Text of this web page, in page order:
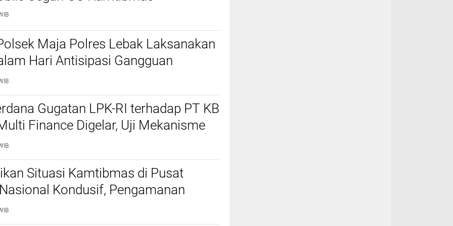
Maja Polres Lebak Laksanakan
Hari Antisipasi Gangguan
Gugatan LPK-RI terhadap PT KB
Finance Digelar, Uji Mekanisme
Jadi Sorotan
Situasi Kamtibmas di Pusat
Kondusif, Pengamanan
Diperketat